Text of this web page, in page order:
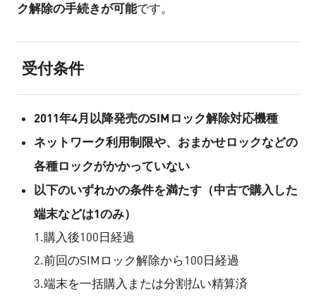
ク解除の手続きが可能です。
受付条件
2011年4月以降発売のSIMロック解除対応機種
ネットワーク利用制限や、おまかせロックなどの
各種ロックがかかっていない
以下のいずれかの条件を満たす（中古で購入した
端末などは1のみ）
1.購入後100日経過
2.前回のSIMロック解除から100日経過
3.端末を一括購入または分割払い精算済